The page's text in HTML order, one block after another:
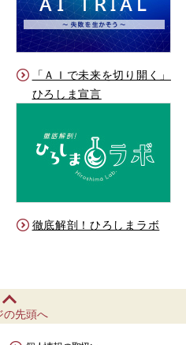
「ＡＩで未来を切り開く」
ひろしま宣言
徹底解剖！ひろしまラボ
の先頭へ